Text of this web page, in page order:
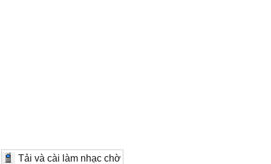
Tải và cài làm nhạc chờ